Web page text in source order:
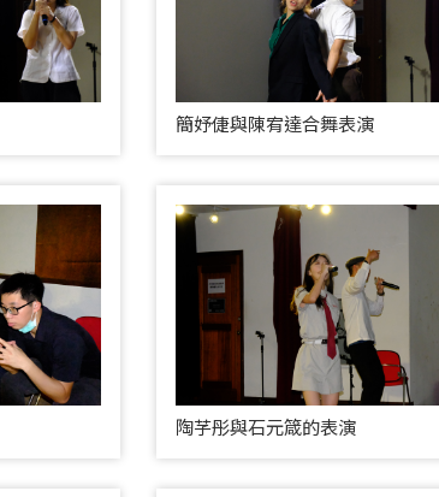
簡妤倢與陳宥達合舞表演
陶芓彤與石元箴的表演